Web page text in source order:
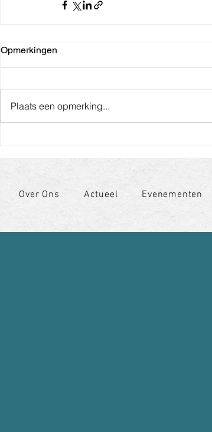
Opmerkingen
Plaats een opmerking...
Over Ons Actueel Evenementen